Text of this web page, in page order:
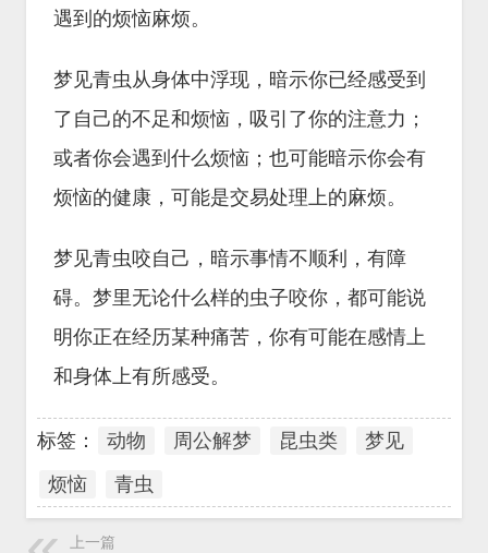
遇到的烦恼麻烦。
梦见青虫从身体中浮现，暗示你已经感受到
了自己的不足和烦恼，吸引了你的注意力；
或者你会遇到什么烦恼；也可能暗示你会有
烦恼的健康，可能是交易处理上的麻烦。
梦见青虫咬自己，暗示事情不顺利，有障
碍。梦里无论什么样的虫子咬你，都可能说
明你正在经历某种痛苦，你有可能在感情上
和身体上有所感受。
标签： 动物 周公解梦 昆虫类
梦见
烦恼
青虫
上一篇